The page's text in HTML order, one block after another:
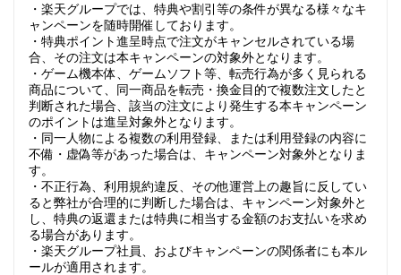
・楽天グループでは、特典や割引等の条件が異なる様々なキ
ャンペーンを随時開催しております。
・特典ポイント進呈時点で注文がキャンセルされている場
合、その注文は本キャンペーンの対象外となります。
・ゲーム機本体、ゲームソフト等、転売行為が多く見られる
商品について、同一商品を転売・換金目的で複数注文したと
判断された場合、該当の注文により発生する本キャンペーン
のポイントは進呈対象外となります。
・同一人物による複数の利用登録、または利用登録の内容に
不備・虚偽等があった場合は、キャンペーン対象外となりま
す。
・不正行為、利用規約違反、その他運営上の趣旨に反してい
ると弊社が合理的に判断した場合は、キャンペーン対象外と
し、特典の返還または特典に相当する金額のお支払いを求め
る場合があります。
・楽天グループ社員、およびキャンペーンの関係者にも本ル
ールが適用されます。